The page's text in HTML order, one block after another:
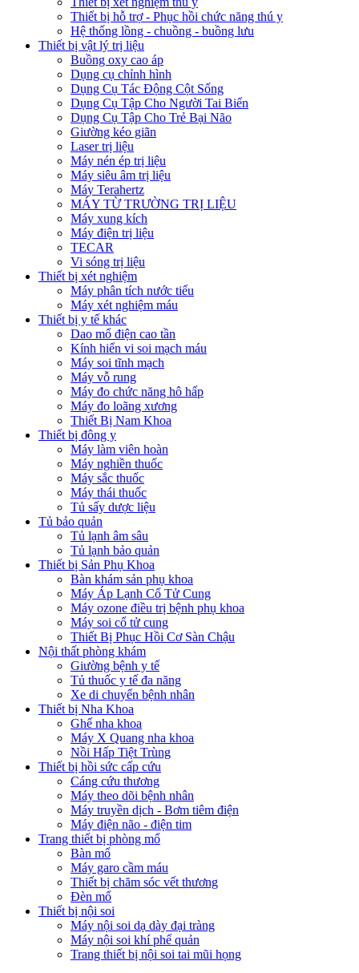
Thiết bị hỗ trợ - Phục hồi chức năng thú y
Hệ thống lồng - chuồng - buồng lưu
Thiết bị vật lý trị liệu
Buồng oxy cao áp
Dụng cụ chỉnh hình
Dụng Cụ Tác Động Cột Sống
Dụng Cụ Tập Cho Người Tai Biến
Dụng Cụ Tập Cho Trẻ Bại Não
Giường kéo giãn
Laser trị liệu
Máy nén ép trị liệu
Máy siêu âm trị liệu
Máy Terahertz
MÁY TỪ TRƯỜNG TRỊ LIỆU
Máy xung kích
Máy điện trị liệu
TECAR
Vi sóng trị liệu
Thiết bị xét nghiệm
Máy phân tích nước tiểu
Máy xét nghiệm máu
Thiết bị y tế khác
Dao mổ điện cao tần
Kính hiển vi soi mạch máu
Máy soi tĩnh mạch
Máy vỗ rung
Máy đo chức năng hô hấp
Máy đo loãng xương
Thiết Bị Nam Khoa
Thiết bị đông y
Máy làm viên hoàn
Máy nghiền thuốc
Máy sắc thuốc
Máy thái thuốc
Tủ sấy dược liệu
Tủ bảo quản
Tủ lạnh âm sâu
Tủ lạnh bảo quản
Thiết bị Sản Phụ Khoa
Bàn khám sản phụ khoa
Máy Áp Lạnh Cổ Tử Cung
Máy ozone điều trị bệnh phụ khoa
Máy soi cổ tử cung
Thiết Bị Phục Hồi Cơ Sàn Chậu
Nội thất phòng khám
Giường bệnh y tế
Tủ thuốc y tế đa năng
Xe di chuyển bệnh nhân
Thiết bị Nha Khoa
Ghế nha khoa
Máy X Quang nha khoa
Nồi Hấp Tiệt Trùng
Thiết bị hồi sức cấp cứu
Cáng cứu thương
Máy theo dõi bệnh nhân
Máy truyền dịch - Bơm tiêm điện
Máy điện não - điện tim
Trang thiết bị phòng mổ
Bàn mổ
Máy garo cầm máu
Thiết bị chăm sóc vết thương
Đèn mổ
Thiết bị nội soi
Máy nội soi dạ dày đại tràng
Máy nội soi khí phế quản
Trang thiết bị nội soi tai mũi họng